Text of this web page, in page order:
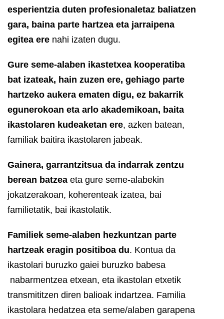
esperientzia duten profesionaletaz baliatzen
gara, baina parte hartzea eta jarraipena
egitea ere nahi izaten dugu.
Gure seme-alaben ikastetxea kooperatiba
bat izateak, hain zuzen ere, gehiago parte
hartzeko aukera ematen digu, ez bakarrik
egunerokoan eta arlo akademikoan, baita
ikastolaren kudeaketan ere, azken batean,
familiak baitira ikastolaren jabeak.
Gainera, garrantzitsua da indarrak zentzu
berean batzea eta gure seme-alabekin
jokatzerakoan, koherenteak izatea, bai
familietatik, bai ikastolatik.
Familiek seme-alaben hezkuntzan parte
hartzeak eragin positiboa du. Kontua da
ikastolari buruzko gaiei buruzko babesa
nabarmentzea etxean, eta ikastolan etxetik
transmititzen diren balioak indartzea. Familia
ikastolara hedatzea eta seme/alaben garapena